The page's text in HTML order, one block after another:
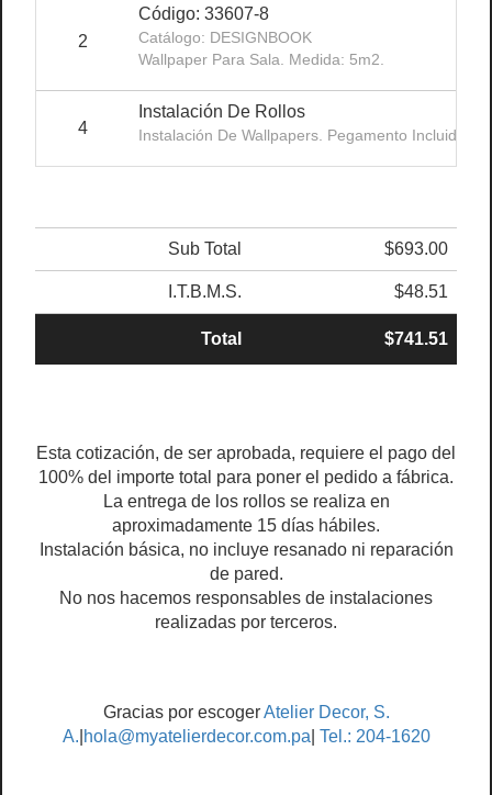
2
Código: 33607-8
Catálogo: DESIGNBOOK
Wallpaper Para Sala. Medida: 5m2.
4
Instalación De Rollos
Instalación De Wallpapers. Pegamento Incluido.
Sub Total $693.00
I.T.B.M.S. $48.51
Total $741.51
Esta cotización, de ser aprobada, requiere el pago del
100% del importe total para poner el pedido a fábrica.
La entrega de los rollos se realiza en
aproximadamente 15 días hábiles.
Instalación básica, no incluye resanado ni reparación
de pared.
No nos hacemos responsables de instalaciones
realizadas por terceros.
Gracias por escogerAtelier Decor, S.
A. hola@myatelierdecor.com.pa Tel.: 204-1620